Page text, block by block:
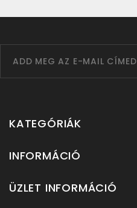
KATEGÓRIÁK
INFORMÁCIÓ
ÜZLET INFORMÁCIÓ